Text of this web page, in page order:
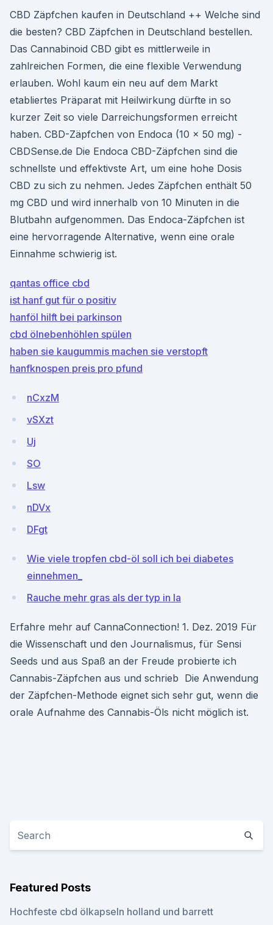
CBD Zäpfchen kaufen in Deutschland ++ Welche sind
die besten? CBD Zäpfchen in Deutschland bestellen.
Das Cannabinoid CBD gibt es mittlerweile in
zahlreichen Formen, die eine flexible Verwendung
erlauben. Wohl kaum ein neu auf dem Markt
etabliertes Präparat mit Heilwirkung dürfte in so
kurzer Zeit so viele Darreichungsformen erreicht
haben. CBD-Zäpfchen von Endoca (10 × 50 mg) -
CBDSense.de Die Endoca CBD-Zäpfchen sind die
schnellste und effektivste Art, um eine hohe Dosis
CBD zu sich zu nehmen. Jedes Zäpfchen enthält 50
mg CBD und wird innerhalb von 10 Minuten in die
Blutbahn aufgenommen. Das Endoca-Zäpfchen ist
eine hervorragende Alternative, wenn eine orale
Einnahme schwierig ist.
qantas office cbd
ist hanf gut für o positiv
hanföl hilft bei parkinson
cbd ölnebenhöhlen spülen
haben sie kaugummis machen sie verstopft
hanfknospen preis pro pfund
nCxzM
vSXzt
Uj
SO
Lsw
nDVx
DFgt
Wie viele tropfen cbd-öl soll ich bei diabetes
einnehmen_
Rauche mehr gras als der typ in la
Erfahre mehr auf CannaConnection! 1. Dez. 2019 Für
die Wissenschaft und den Journalismus, für Sensi
Seeds und aus Spaß an der Freude probierte ich
Cannabis-Zäpfchen aus und schrieb Die Anwendung
der Zäpfchen-Methode eignet sich sehr gut, wenn die
orale Aufnahme des Cannabis-Öls nicht möglich ist.
Featured Posts
Hochfeste cbd ölkapseln holland und barrett